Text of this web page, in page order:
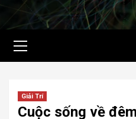
Menu
Giải Trí
Cuộc sống về